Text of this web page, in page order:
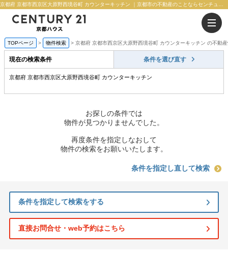
TOPページ 物件検索 京都府 京都市西京区大原野西境谷町 カウンターキッチン の不動
現在の検索条件 条件を選び直す
京都府 京都市西京区大原野西境谷町 カウンターキッチン
お探しの条件では
物件が見つかりませんでした。
再度条件を指定しなおして
物件の検索をお願いいたします。
条件を指定し直して検索
条件を指定して検索をする
直接お問合せ・web予約はこちら